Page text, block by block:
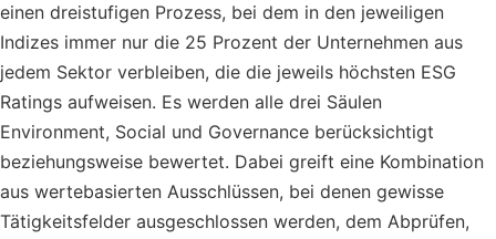
einen dreistufigen Prozess, bei dem in den jeweiligen
Indizes immer nur die 25 Prozent der Unternehmen aus
jedem Sektor verbleiben, die die jeweils höchsten ESG
Ratings aufweisen. Es werden alle drei Säulen
Environment, Social und Governance berücksichtigt
beziehungsweise bewertet. Dabei greift eine Kombination
aus wertebasierten Ausschlüssen, bei denen gewisse
Tätigkeitsfelder ausgeschlossen werden, dem Abprüfen,